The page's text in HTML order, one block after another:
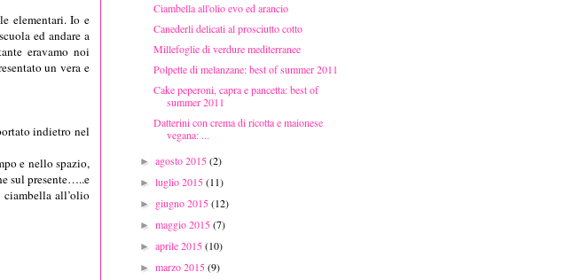
elementari. Io e
ed andare a
eravamo noi
un vera e
indietro nel
e nello spazio,
sul presente…..e
ciambella all’olio
Ciambella all'olio evo ed arancio
Canederli delicati al prosciutto cotto
Millefoglie di verdure mediterranee
Polpette di melanzane: best of summer 2011
Cake peperoni, capra e pancetta: best of
summer 2011
Datterini con crema di ricotta e maionese
vegana: ...
►agosto 2015(2)
►luglio 2015(11)
► giugno 2015(12)
►maggio 2015(7)
►aprile 2015(10)
►marzo 2015(9)